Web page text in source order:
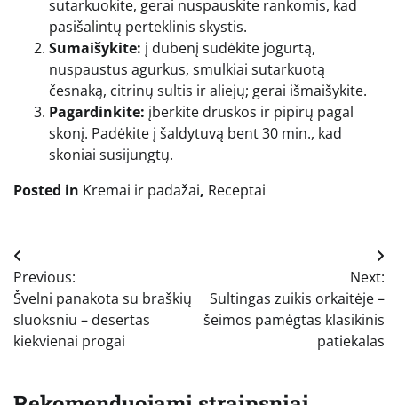
sutarkuokite, gerai nuspauskite rankomis, kad
pasišalintų perteklinis skystis.
Sumaišykite: į dubenį sudėkite jogurtą,
nuspaustus agurkus, smulkiai sutarkuotą
česnaką, citrinų sultis ir aliejų; gerai išmaišykite.
Pagardinkite: įberkite druskos ir pipirų pagal
skonį. Padėkite į šaldytuvą bent 30 min., kad
skoniai susijungtų.
Posted in Kremai ir padažai, Receptai
Navigacija
tarp
įrašų
Previous:
Švelni panakota su braškių
sluoksniu – desertas
kiekvienai progai
Next:
Sultingas zuikis orkaitėje –
šeimos pamėgtas klasikinis
patiekalas